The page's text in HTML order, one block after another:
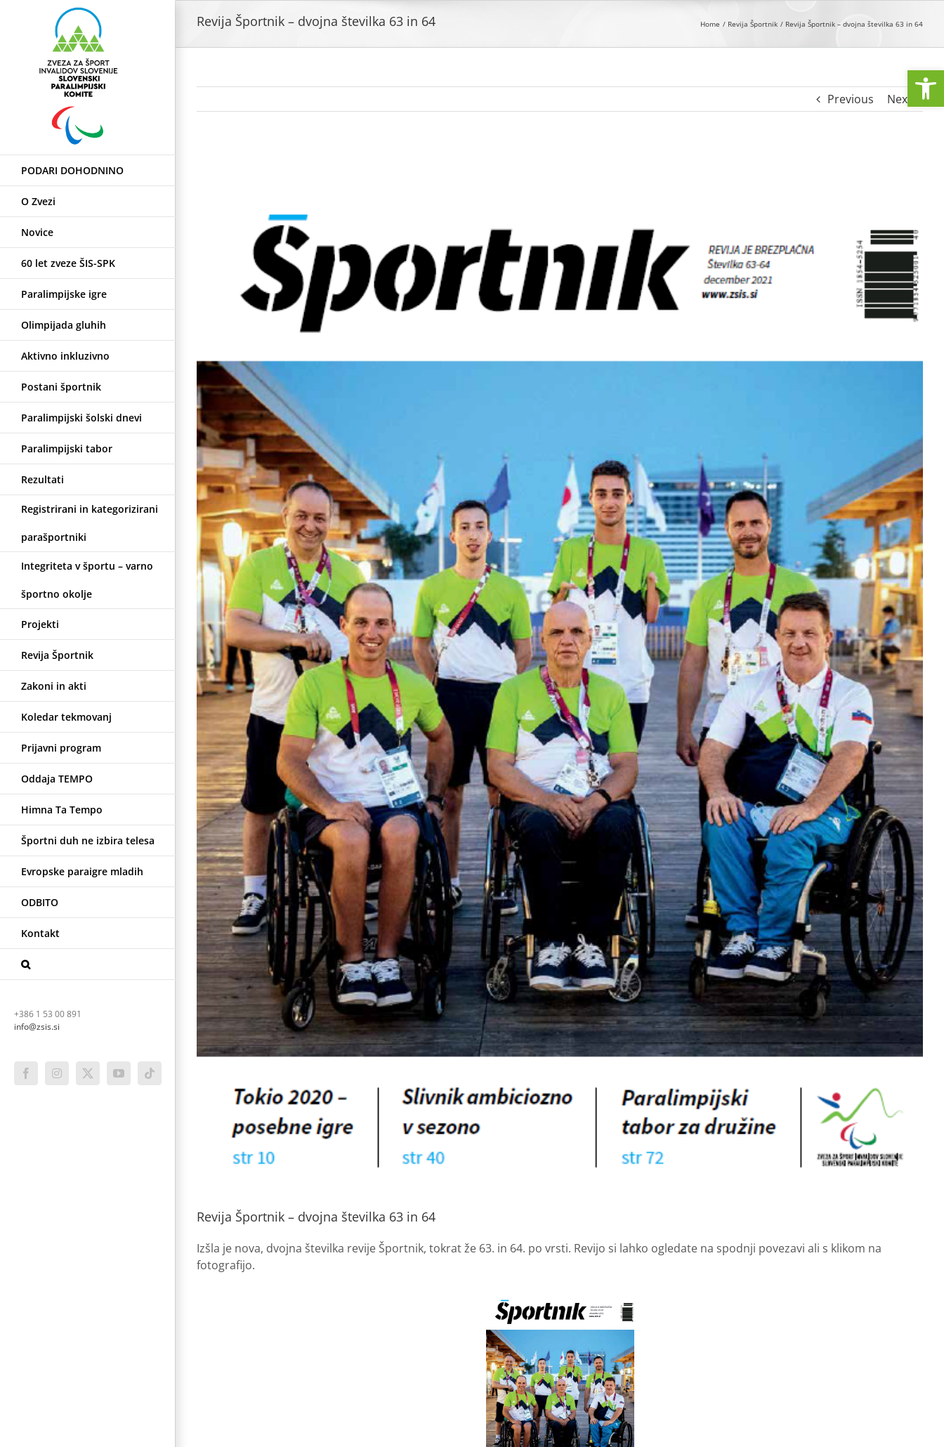
PODARI DOHODNINO
O Zvezi
Novice
60 let zveze ŠIS-SPK
Paralimpijske igre
Olimpijada gluhih
Aktivno inkluzivno
Postani športnik
Paralimpijski šolski dnevi
Paralimpijski tabor
Rezultati
Registrirani in kategorizirani
parašportniki
Integriteta v športu – varno
športno okolje
Projekti
Revija Športnik
Zakoni in akti
Koledar tekmovanj
Prijavni program
Oddaja TEMPO
Himna Ta Tempo
Športni duh ne izbira telesa
Evropske paraigre mladih
ODBITO
Kontakt
+386 1 53 00 891
info@zsis.si
FacebookInstagram
X YouTubeTiktok
Revija Športnik – dvojna številka 63 in 64 Home Revija Športnik Revija Športnik – dvojna številka 63 in 64
Previous Next
Revija Športnik – dvojna številka 63 in 64
Izšla je nova, dvojna številka revije Športnik, tokrat že 63. in 64. po vrsti. Revijo si lahko ogledate na spodnji povezavi ali s klikom na
fotografijo.